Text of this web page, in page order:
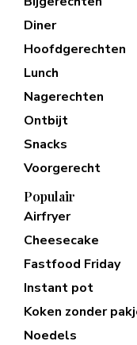
Diner
Hoofdgerechten
Lunch
Nagerechten
Ontbijt
Snacks
Voorgerecht
Populair
Airfryer
Cheesecake
Fastfood Friday
Instant pot
Koken zonder
Noedels